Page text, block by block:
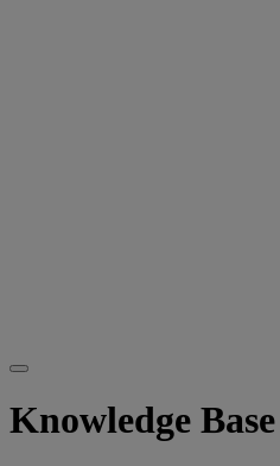
Knowledge Base